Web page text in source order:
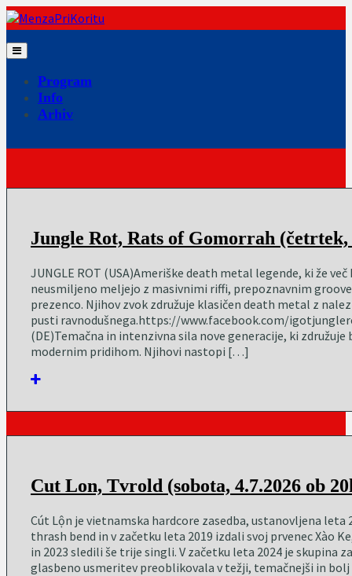
Skip
to
content
Program
Info
Arhiv
Jungle Rot, Rats of Gomorrah (četrtek,
JUNGLE ROT (USA)Ameriške death metal legende, ki že
neusmiljeno meljejo z masivnimi riffi, prepoznavnim
prezenco. Njihov zvok združuje klasičen death metal z
pusti ravnodušnega.https://www.facebook.com/
(DE)Temačna in intenzivna sila nove generacije, ki
modernim pridihom. Njihovi nastopi […]
Cut Lon, Tvrold (sobota, 4.7.2026 ob
Cút Lộn je vietnamska hardcore zasedba, ustanovljena leta
thrash bend in v začetku leta 2019 izdali svoj prvenec Xào
in 2023 sledili še trije singli. V začetku leta 2024 je skupina
glasbeno usmeritev preoblikovala v težji, temačnejši in